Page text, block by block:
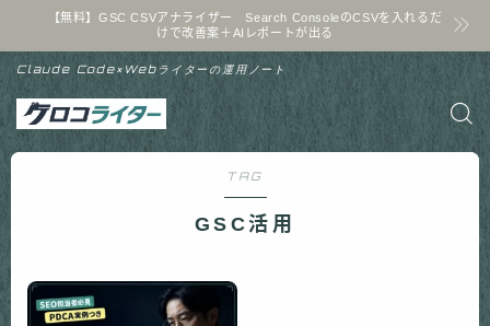
【無料】GSC CSVアナライザー Search ConsoleのCSVを入れるだ
けで改善案＋AIレポートが出る
Claude Code×Webライターの運用ノート
TAG
GSC活用